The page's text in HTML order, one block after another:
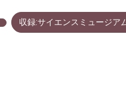
収録:サイエンスミュージア